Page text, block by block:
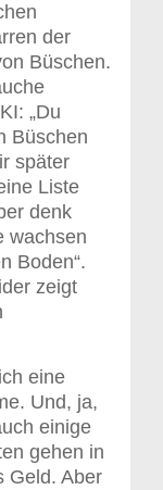
der
Büschen.
„Du
Büschen
später
Liste
denk
wachsen
Boden“.
zeigt
eine
Und, ja,
einige
gehen in
Geld. Aber